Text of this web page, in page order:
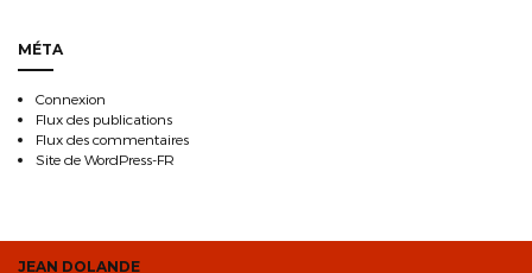
MÉTA
Connexion
Flux des publications
Flux des commentaires
Site de WordPress-FR
JEAN DOLANDE